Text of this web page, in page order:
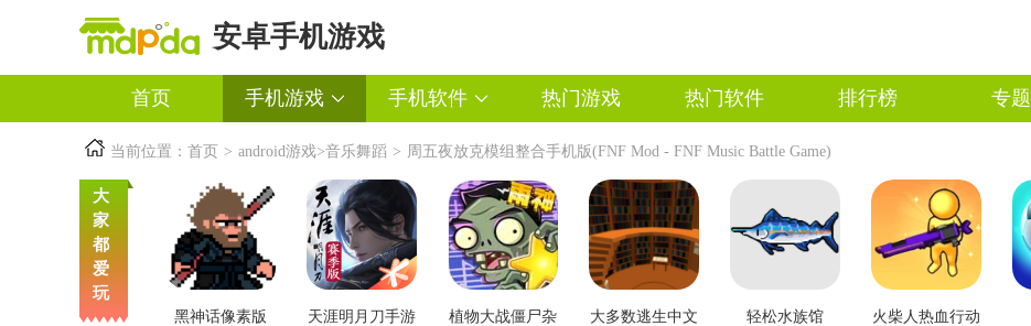
安卓手机游戏
首页 手机游戏 手机软件 热门游戏 热门软件 排行榜 专题
当前位置： 首页 > android游戏>音乐舞蹈 > 周五夜放克模组整合手机版(FNF Mod - FNF Music Battle Game)
大
家
都
爱
玩
黑神话像素版 天涯明月刀手游 植物大战僵尸杂 大多数逃生中文 轻松水族馆 火柴人热血行动